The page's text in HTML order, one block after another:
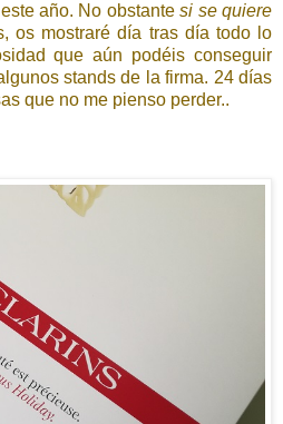
año. No obstantesi se quiere
os mostraré día tras día todo lo
que aún podéis conseguir
stands de la firma. 24 días
que no me pienso perder..